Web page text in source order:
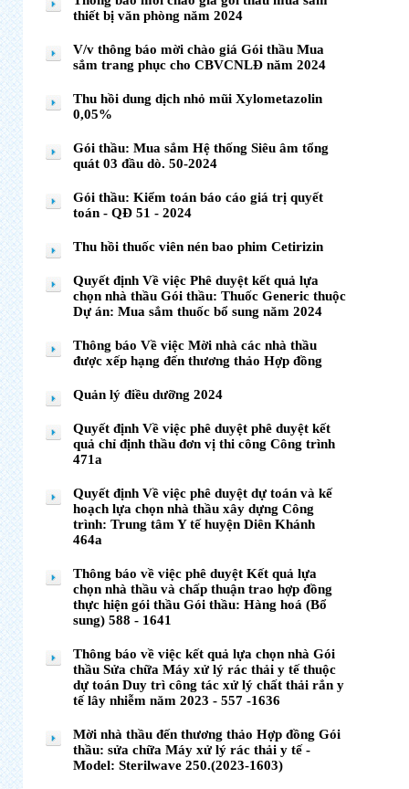
thiết bị văn phòng năm 2024
V/v thông báo mời chào giá Gói thầu Mua
sắm trang phục cho CBVCNLĐ năm 2024
Thu hồi dung dịch nhỏ mũi Xylometazolin
0,05%
Gói thầu: Mua sắm Hệ thống Siêu âm tổng
quát 03 đầu dò. 50-2024
Gói thầu: Kiểm toán báo cáo giá trị quyết
toán - QĐ 51 - 2024
Thu hồi thuốc viên nén bao phim Cetirizin
Quyết định Về việc Phê duyệt kết quả lựa
chọn nhà thầu Gói thầu: Thuốc Generic thuộc
Dự án: Mua sắm thuốc bổ sung năm 2024
Thông báo Về việc Mời nhà các nhà thầu
được xếp hạng đến thương thảo Hợp đồng
Quản lý điều dưỡng 2024
Quyết định Về việc phê duyệt phê duyệt kết
quả chỉ định thầu đơn vị thi công Công trình
471a
Quyết định Về việc phê duyệt dự toán và kế
hoạch lựa chọn nhà thầu xây dựng Công
trình: Trung tâm Y tế huyện Diên Khánh
464a
Thông báo về việc phê duyệt Kết quả lựa
chọn nhà thầu và chấp thuận trao hợp đồng
thực hiện gói thầu Gói thầu: Hàng hoá (Bổ
sung) 588 - 1641
Thông báo về việc kết quả lựa chọn nhà Gói
thầu Sửa chữa Máy xử lý rác thải y tế thuộc
dự toán Duy trì công tác xử lý chất thải rắn y
tế lây nhiễm năm 2023 - 557 -1636
Mời nhà thầu đến thương thảo Hợp đồng Gói
thầu: sửa chữa Máy xử lý rác thải y tế -
Model: Sterilwave 250.(2023-1603)